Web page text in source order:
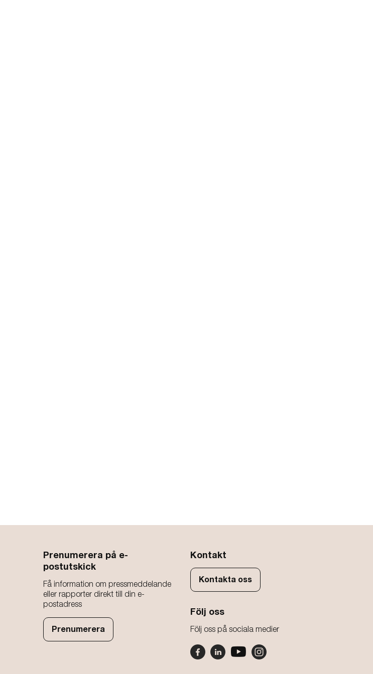
Prenumerera på e-
postutskick
Få information om pressmeddelande
eller rapporter direkt till din e-
postadress
Prenumerera
Kontakt
Kontakta oss
Följ oss
Följ oss på sociala medier